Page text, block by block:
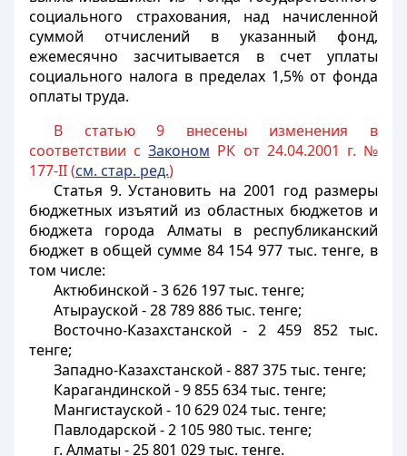
социального страхования, над начисленной
суммой отчислений в указанный фонд,
ежемесячно засчитывается в счет уплаты
социального налога в пределах 1,5% от фонда
оплаты труда.
В статью 9 внесены изменения в
соответствии сЗаконом РК от 24.04.2001 г. №
177-II (см. стар. ред.)
Статья 9. Установить на 2001 год размеры
бюджетных изъятий из областных бюджетов и
бюджета города Алматы в республиканский
бюджет в общей сумме 84 154 977 тыс. тенге, в
том числе:
Актюбинской - 3 626 197 тыс. тенге;
Атырауской - 28 789 886 тыс. тенге;
Восточно-Казахстанской - 2 459 852 тыс.
тенге;
Западно-Казахстанской - 887 375 тыс. тенге;
Карагандинской - 9 855 634 тыс. тенге;
Мангистауской - 10 629 024 тыс. тенге;
Павлодарской - 2 105 980 тыс. тенге;
г. Алматы - 25 801 029 тыс. тенге.